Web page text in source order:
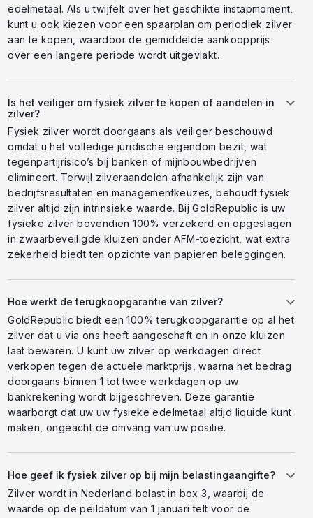
edelmetaal. Als u twijfelt over het geschikte instapmoment,
kunt u ook kiezen voor een spaarplan om periodiek zilver
aan te kopen, waardoor de gemiddelde aankoopprijs
over een langere periode wordt uitgevlakt.
Is het veiliger om fysiek zilver te kopen of aandelen in
zilver?
Fysiek zilver wordt doorgaans als veiliger beschouwd
omdat u het volledige juridische eigendom bezit, wat
tegenpartijrisico’s bij banken of mijnbouwbedrijven
elimineert. Terwijl zilveraandelen afhankelijk zijn van
bedrijfsresultaten en managementkeuzes, behoudt fysiek
zilver altijd zijn intrinsieke waarde. Bij GoldRepublic is uw
fysieke zilver bovendien 100% verzekerd en opgeslagen
in zwaarbeveiligde kluizen onder AFM-toezicht, wat extra
zekerheid biedt ten opzichte van papieren beleggingen.
Hoe werkt de terugkoopgarantie van zilver?
GoldRepublic biedt een 100% terugkoopgarantie op al het
zilver dat u via ons heeft aangeschaft en in onze kluizen
laat bewaren. U kunt uw zilver op werkdagen direct
verkopen tegen de actuele marktprijs, waarna het bedrag
doorgaans binnen 1 tot twee werkdagen op uw
bankrekening wordt bijgeschreven. Deze garantie
waarborgt dat uw uw fysieke edelmetaal altijd liquide kunt
maken, ongeacht de omvang van uw positie.
Hoe geef ik fysiek zilver op bij mijn belastingaangifte?
Zilver wordt in Nederland belast in box 3, waarbij de
waarde op de peildatum van 1 januari telt voor de